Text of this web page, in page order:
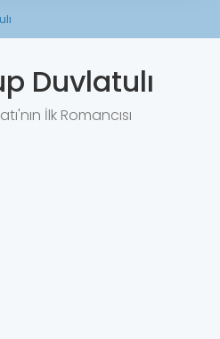
Duvlatulı
İlk Romancısı